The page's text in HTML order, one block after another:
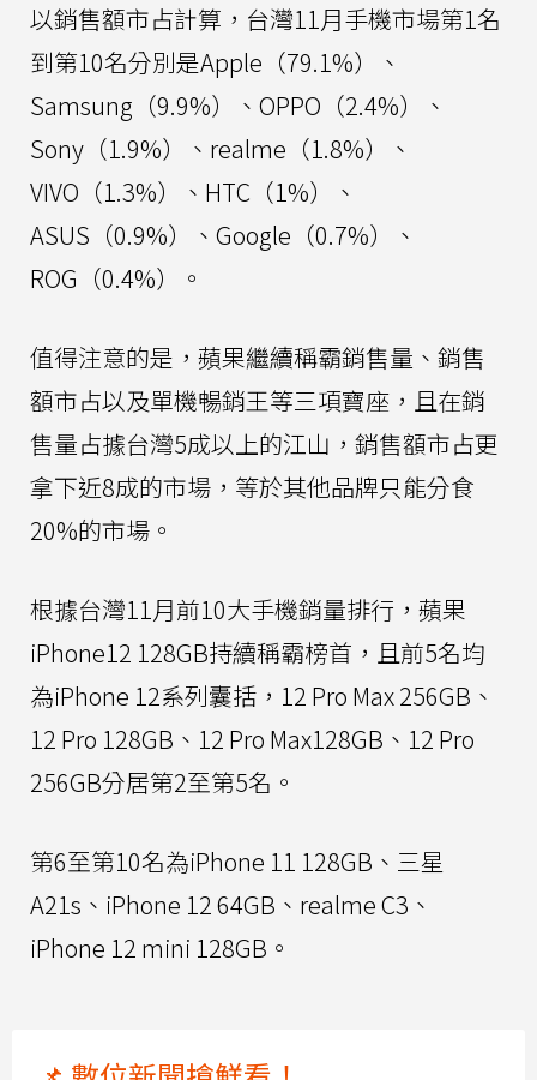
以銷售額市占計算，台灣11月手機市場第1名
到第10名分別是Apple（79.1%）、
Samsung（9.9%）、OPPO（2.4%）、
Sony（1.9%）、realme（1.8%）、
VIVO（1.3%）、HTC（1%）、
ASUS（0.9%）、Google（0.7%）、
ROG（0.4%）。
值得注意的是，蘋果繼續稱霸銷售量、銷售
額市占以及單機暢銷王等三項寶座，且在銷
售量占據台灣5成以上的江山，銷售額市占更
拿下近8成的市場，等於其他品牌只能分食
20%的市場。
根據台灣11月前10大手機銷量排行，蘋果
iPhone12 128GB持續稱霸榜首，且前5名均
為iPhone 12系列囊括，12 Pro Max 256GB、
12 Pro 128GB、12 Pro Max128GB、12 Pro
256GB分居第2至第5名。
第6至第10名為iPhone 11 128GB、三星
A21s、iPhone 12 64GB、realme C3、
iPhone 12 mini 128GB。